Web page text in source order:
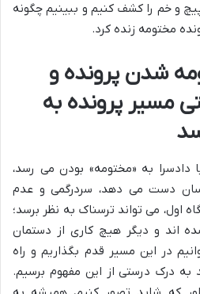
و خم را کشف کنیم و ببینیم چگونه
مختومه زنده کرد.
شدن پرونده و
مسیر پرونده به
دادسرا به «مختومه» بودن می رسد،
دست می دهد، سردرگمی و عدم
اول، می تواند ترسناک به نظر برسد؛
اند و دیگر هیچ کاری از دستمان
در این مسیر قدم بگذاریم و راه
به درک درستی از این مفهوم برسیم.